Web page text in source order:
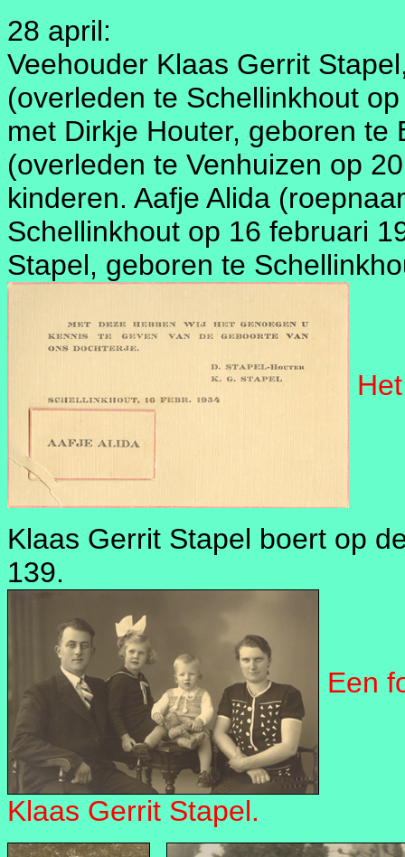
28 april:
Veehouder Klaas Gerrit
(overleden te Schellinkhout
met Dirkje Houter, geboren
(overleden te Venhuizen op
kinderen. Aafje Alida
Schellinkhout op 16 februari
Stapel, geboren te
Klaas Gerrit Stapel boert op
139.
Een
Klaas Gerrit Stapel.